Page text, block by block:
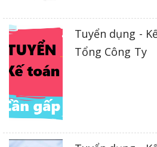
Tuyển dụng -
Tổng Công Ty